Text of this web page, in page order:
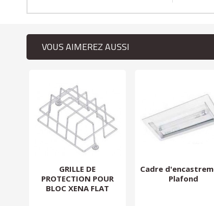
VOUS AIMEREZ AUSSI
GRILLE DE
PROTECTION POUR
BLOC XENA FLAT
Cadre
Plafond